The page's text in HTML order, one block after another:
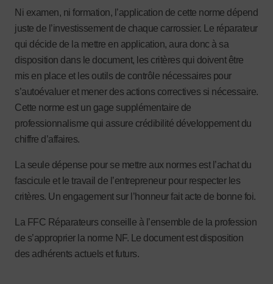
Ni examen, ni formation, l’application de cette norme dépend
juste de l’investissement de chaque carrossier. Le réparateur
qui décide de la mettre en application, aura donc à sa
disposition dans le document, les critères qui doivent être
mis en place et les outils de contrôle nécessaires pour
s’autoévaluer et mener des actions correctives si nécessaire.
Cette norme est un gage supplémentaire de
professionnalisme qui assure crédibilité développement du
chiffre d’affaires.
La seule dépense pour se mettre aux normes est l’achat du
fascicule et le travail de l’entrepreneur pour respecter les
critères. Un engagement sur l’honneur fait acte de bonne foi.
La FFC Réparateurs conseille à l’ensemble de la profession
de s’approprier la norme NF. Le document est disposition
des adhérents actuels et futurs.